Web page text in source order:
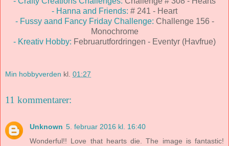
- Hanna and Friends: # 241 - Heart
- Fussy aand Fancy Friday Challenge: Challenge 156 -
Monochrome
- Kreativ Hobby: Februarutfordringen - Eventyr (Havfrue)
Min hobbyverden kl. 01:27
11 kommentarer:
Unknown 5. februar 2016 kl. 16:40
Wonderful!! Love that hearts die. The image is fantastic!